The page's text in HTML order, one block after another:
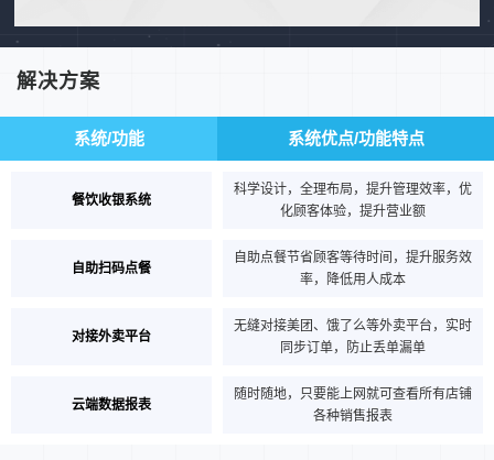
解决方案
系统/功能 系统优点/功能特点
餐饮收银系统
科学设计，全理布局，提升管理效率，优
化顾客体验，提升营业额
自助扫码点餐
自助点餐节省顾客等待时间，提升服务效
率，降低用人成本
对接外卖平台
无缝对接美团、饿了么等外卖平台，实时
同步订单，防止丢单漏单
云端数据报表
随时随地，只要能上网就可查看所有店铺
各种销售报表